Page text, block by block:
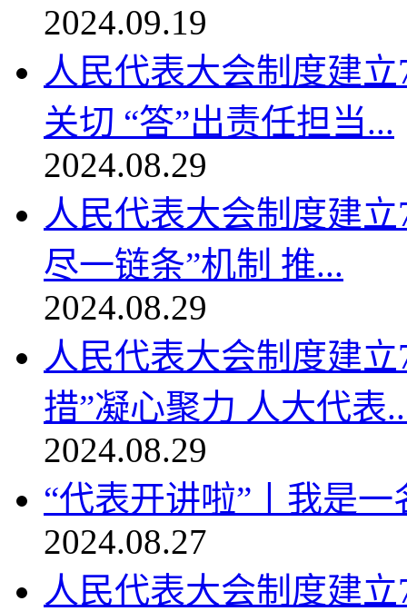
2024.09.19
人民代表大会制度建
关切 “答”出责任担当...
2024.08.29
人民代表大会制度建
尽一链条”机制 推...
2024.08.29
人民代表大会制度建
措”凝心聚力 人大代表
2024.08.29
“代表开讲啦”丨我是
2024.08.27
人民代表大会制度建